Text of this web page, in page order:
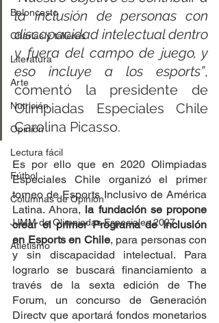
Baloncesto
Charlas y talleres
Literatura
Arte
Nutrición
Opinión
Lectura fácil
Fútbol
Columnas de Opinión
JJMM de Olimpiadas Especiales 2027
Atletismo
la inclusión de personas con
discapacidad intelectual dentro
y fuera del campo de juego, y
eso incluye a los esports”,
comentó la presidente de
Olimpiadas Especiales Chile
Carolina Picasso.
Es por ello que en 2020 Olimpiadas
Especiales Chile organizó el primer
torneo de Esports Inclusivo de América
Latina. Ahora, la fundación se propone
crear el primer Programa de Inclusión
en Esports en Chile, para personas con
y sin discapacidad intelectual. Para
lograrlo se buscará financiamiento a
través de la sexta edición de The
Forum, un concurso de Generación
Directv que aportará fondos monetarios